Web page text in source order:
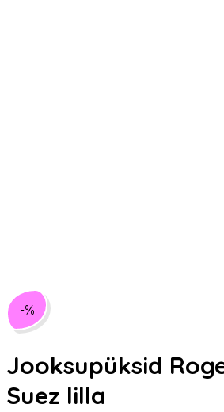
-%
Jooksupüksid
Suez lilla